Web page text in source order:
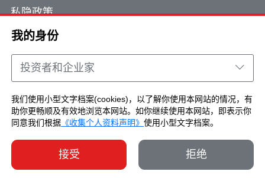
我的身份
投资者和企业家
我们使用小型文字档案(cookies)，以了解你使用本网站的情况，有
助你更畅顺及有效地浏览本网站。如你继续使用本网站，即表示你
同意我们根据 《收集个人资料声明》 使用小型文字档案。
接受 拒绝
私隐政策
使用小型文字档案
网页指南
联络我们
Copyright © Brand Hong Kong. All Rights
Reserved.